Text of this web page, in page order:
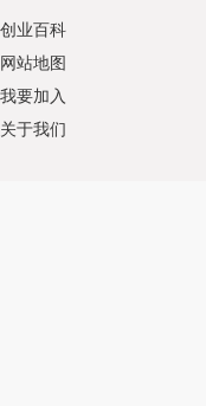
创业百科
网站地图
我要加入
关于我们